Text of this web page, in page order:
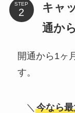
STEP
キャ
通か
開通から1ヶ
す。
＼ 今なら